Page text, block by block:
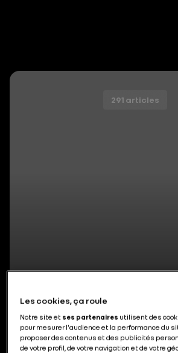
Actualités du
291 articles
Les cookies, ça roule
Notre site et ses partenaires utilisent des
pour mesurer l'audience et la performance du
proposer des contenus et des publicités
de votre profil, de votre navigation et de votre